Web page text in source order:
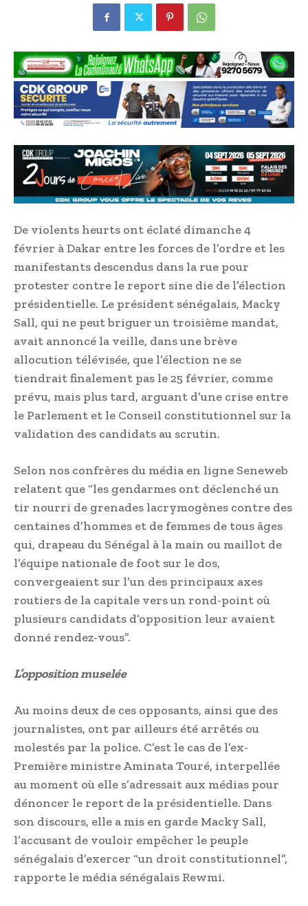
De violents heurts ont éclaté dimanche 4
février à Dakar entre les forces de l’ordre et les
manifestants descendus dans la rue pour
protester contre le report sine die de l’élection
présidentielle. Le président sénégalais, Macky
Sall, qui ne peut briguer un troisième mandat,
avait annoncé la veille, dans une brève
allocution télévisée, que l’élection ne se
tiendrait finalement pas le 25 février, comme
prévu, mais plus tard, arguant d’une crise entre
le Parlement et le Conseil constitutionnel sur la
validation des candidats au scrutin.
Selon nos confrères du média en ligne Seneweb
relatent que “les gendarmes ont déclenché un
tir nourri de grenades lacrymogènes contre des
centaines d’hommes et de femmes de tous âges
qui, drapeau du Sénégal à la main ou maillot de
l’équipe nationale de foot sur le dos,
convergeaient sur l’un des principaux axes
routiers de la capitale vers un rond-point où
plusieurs candidats d’opposition leur avaient
donné rendez-vous”.
L’opposition muselée
Au moins deux de ces opposants, ainsi que des
journalistes, ont par ailleurs été arrêtés ou
molestés par la police. C’est le cas de l’ex-
Première ministre Aminata Touré, interpellée
au moment où elle s’adressait aux médias pour
dénoncer le report de la présidentielle. Dans
son discours, elle a mis en garde Macky Sall,
l’accusant de vouloir empêcher le peuple
sénégalais d’exercer “un droit constitutionnel”,
rapporte le média sénégalais Rewmi.